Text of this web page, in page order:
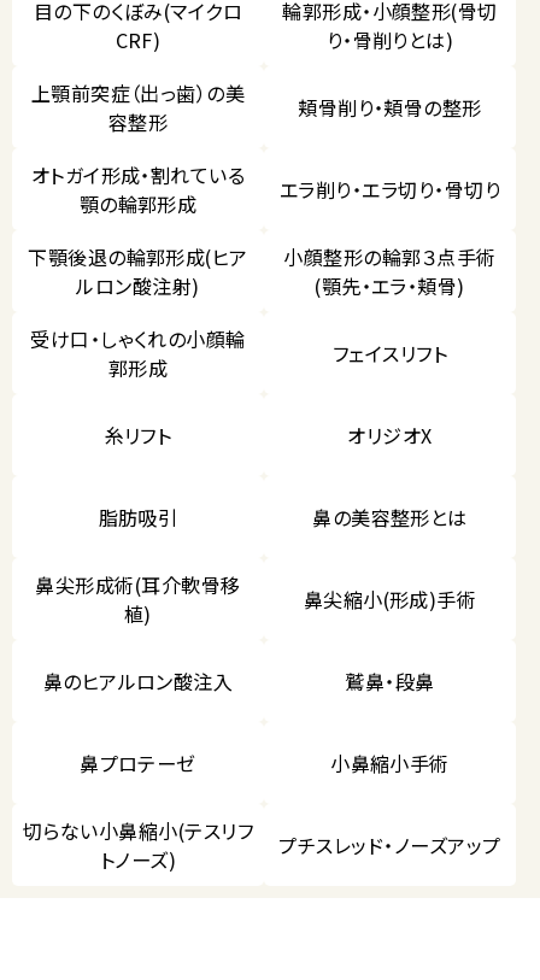
目の下のくぼみ(マイクロ
CRF)
輪郭形成・小顔整形(骨切
り・骨削りとは)
上顎前突症（出っ歯）の美
容整形
頬骨削り・頬骨の整形
オトガイ形成・割れている
顎の輪郭形成
エラ削り・エラ切り・骨切り
下顎後退の輪郭形成(ヒア
ルロン酸注射)
小顔整形の輪郭３点手術
(顎先・エラ・頬骨)
受け口・しゃくれの小顔輪
郭形成
フェイスリフト
糸リフト オリジオX
脂肪吸引 鼻の美容整形とは
鼻尖形成術(耳介軟骨移
植)
鼻尖縮小(形成)手術
鼻のヒアルロン酸注入 鷲鼻・段鼻
鼻プロテーゼ 小鼻縮小手術
切らない小鼻縮小(テスリフ
トノーズ)
プチスレッド・ノーズアップ